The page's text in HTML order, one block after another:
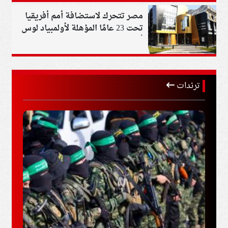
مصر تتحرك لاستضافة أمم أفريقيا
تحت 23 عامًا المؤهلة لأولمبياد لوس
أنجلوس 2028
ترندات